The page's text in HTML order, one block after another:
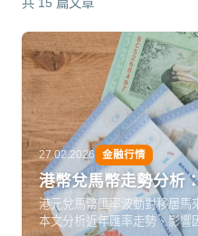
27.02.2026 金融行情
港幣兌馬幣走勢分析
港元兌馬幣匯率波動對移居馬
本文分析近年匯率走勢、影響